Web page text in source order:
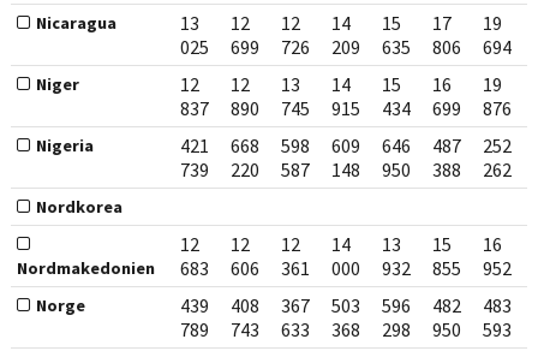
Nicaragua
13
025
12
699
12
726
14
209
15
635
17
806
19
694
Niger
12
837
12
890
13
745
14
915
15
434
16
699
19
876
Nigeria
421
739
668
220
598
587
609
148
646
950
487
388
252
262
Nordkorea
Nordmakedonien
12
683
12
606
12
361
14
000
13
932
15
855
16
952
Norge
439
789
408
743
367
633
503
368
596
298
482
950
483
593